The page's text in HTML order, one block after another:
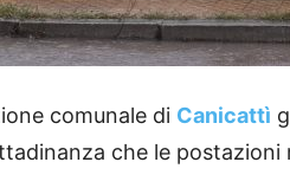
comunale di Canicattì
che le